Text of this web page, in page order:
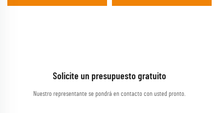
Solicite un presupuesto gratuito
Nuestro representante se pondrá en contacto con usted pronto.